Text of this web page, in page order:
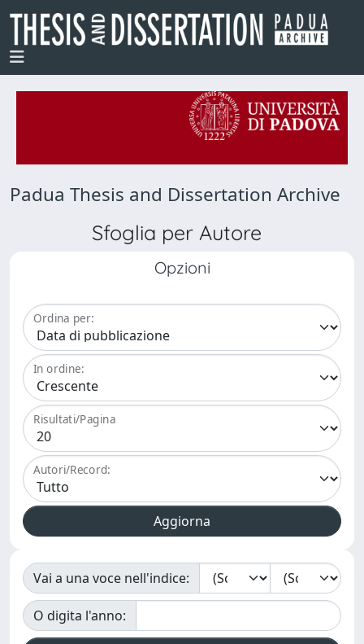
Padua Thesis and Dissertation Archive
Sfoglia per Autore
Opzioni
Ordina per:
In ordine:
Risultati/Pagina
Autori/Record:
Vai a una voce nell'indice:
O digita l'anno: